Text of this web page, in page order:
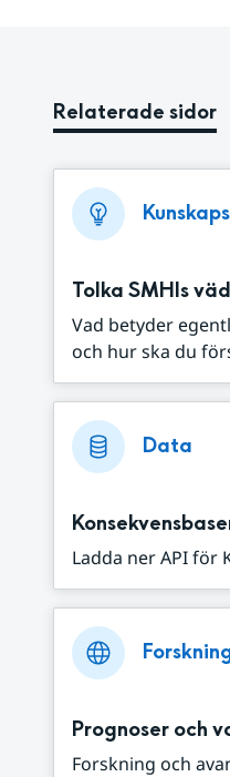
Relaterade sidor
Tolka SMHIs
Vad betyder
och hur ska du
Data
Ladda ner API för
Prognoser och
Forskning och